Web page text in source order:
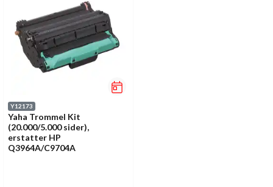
Y12173
Yaha Trommel Kit
(20.000/5.000 sider),
erstatter HP
Q3964A/C9704A